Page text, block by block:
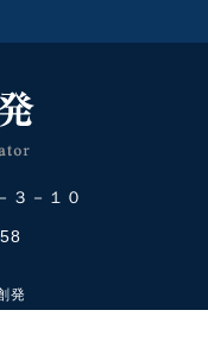
３－１０
発